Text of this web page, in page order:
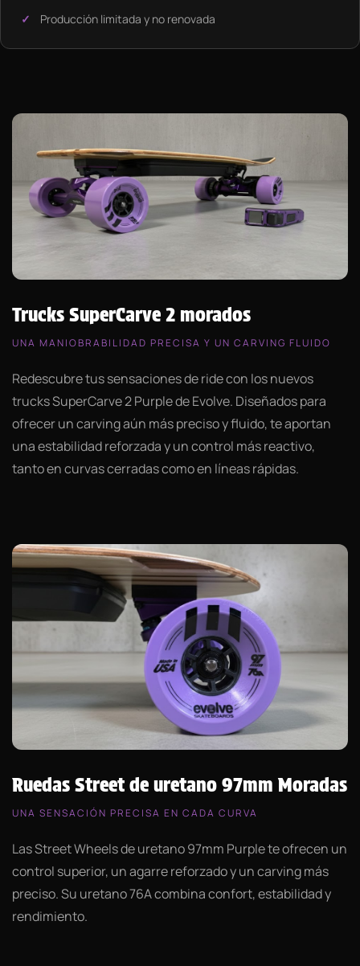
Producción limitada y no renovada
Trucks SuperCarve 2 morados
UNA MANIOBRABILIDAD PRECISA Y UN CARVING FLUIDO
Redescubre tus sensaciones de ride con los nuevos
trucks SuperCarve 2 Purple de Evolve. Diseñados para
ofrecer un carving aún más preciso y fluido, te aportan
una estabilidad reforzada y un control más reactivo,
tanto en curvas cerradas como en líneas rápidas.
Ruedas Street de uretano 97mm Moradas
UNA SENSACIÓN PRECISA EN CADA CURVA
Las Street Wheels de uretano 97mm Purple te ofrecen un
control superior, un agarre reforzado y un carving más
preciso. Su uretano 76A combina confort, estabilidad y
rendimiento.